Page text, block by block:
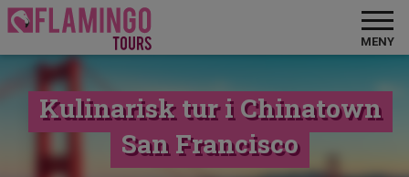
MENY
Kulinarisk tur i Chinatown
San Francisco